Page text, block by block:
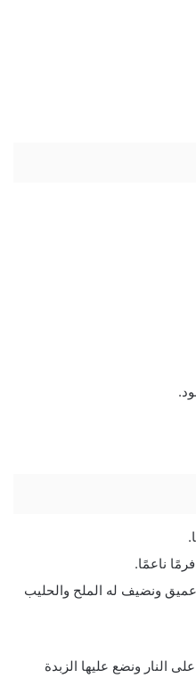
ناعمًا.
ونضيف له الملح والحليب
النار ونضع عليها الزبدة